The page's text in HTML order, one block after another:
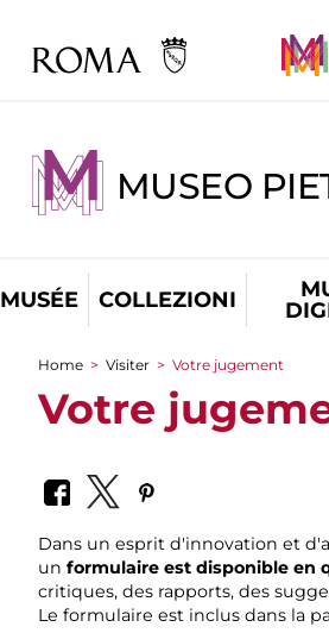
MUSEO
MUSÉE COLLEZIONI
You are here
Home > Visiter > Votre jugement
Votre
Dans un esprit d'innovation et
un formulaire est disponible en
critiques, des rapports, des
Le formulaire est inclus dans la